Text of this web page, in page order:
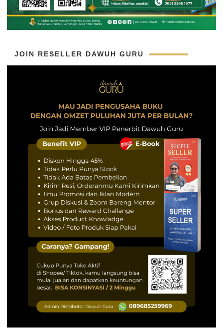
JOIN RESELLER DAWUH GURU